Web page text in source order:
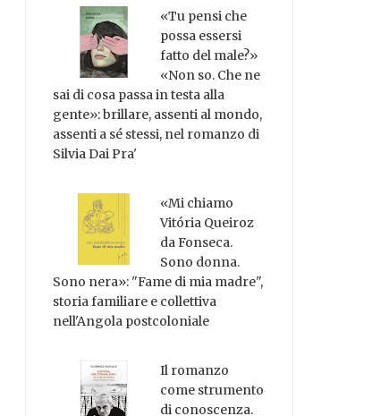
«Tu pensi che
possa essersi
fatto del male?»
«Non so. Che ne
sai di cosa passa in testa alla
gente»: brillare, assenti al mondo,
assenti a sé stessi, nel romanzo di
Silvia Dai Pra'
«Mi chiamo
Vitória Queiroz
da Fonseca.
Sono donna.
Sono nera»: "Fame di mia madre",
storia familiare e collettiva
nell'Angola postcoloniale
Il romanzo
come strumento
di conoscenza.